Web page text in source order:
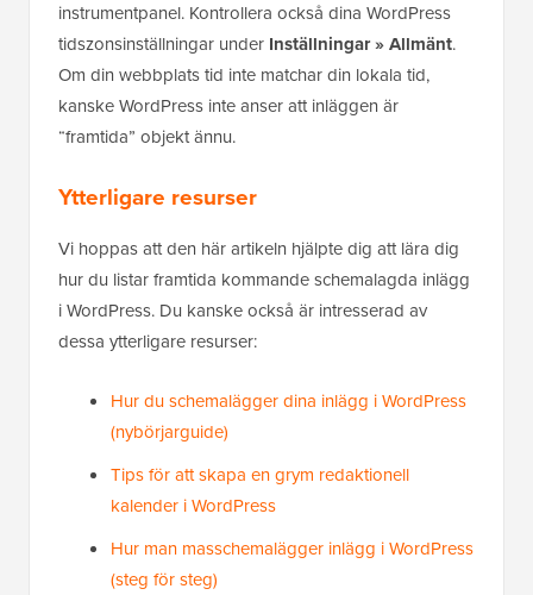
instrumentpanel. Kontrollera också dina WordPress
tidszonsinställningar under Inställningar » Allmänt.
Om din webbplats tid inte matchar din lokala tid,
kanske WordPress inte anser att inläggen är
“framtida” objekt ännu.
Ytterligare resurser
Vi hoppas att den här artikeln hjälpte dig att lära dig
hur du listar framtida kommande schemalagda inlägg
i WordPress. Du kanske också är intresserad av
dessa ytterligare resurser:
Hur du schemalägger dina inlägg i WordPress
(nybörjarguide)
Tips för att skapa en grym redaktionell
kalender i WordPress
Hur man masschemalägger inlägg i WordPress
(steg för steg)